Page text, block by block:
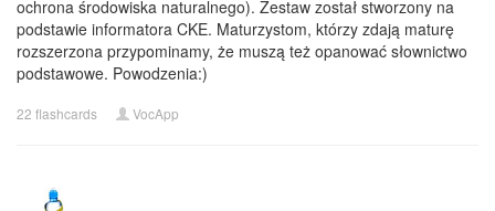
ochrona środowiska naturalnego). Zestaw został stworzony na
podstawie informatora CKE. Maturzystom, którzy zdają maturę
rozszerzona przypominamy, że muszą też opanować słownictwo
podstawowe. Powodzenia:)
22 flashcards VocApp